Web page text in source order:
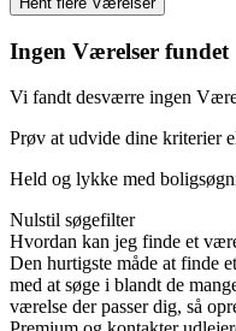
Ingen Værelser fundet
Vi fandt desværre ingen
Prøv at udvide dine kriterier
Held og lykke med
Nulstil søgefilter
Hvordan kan jeg finde et
Den hurtigste måde at finde
med at søge i blandt de
værelse der passer dig, så